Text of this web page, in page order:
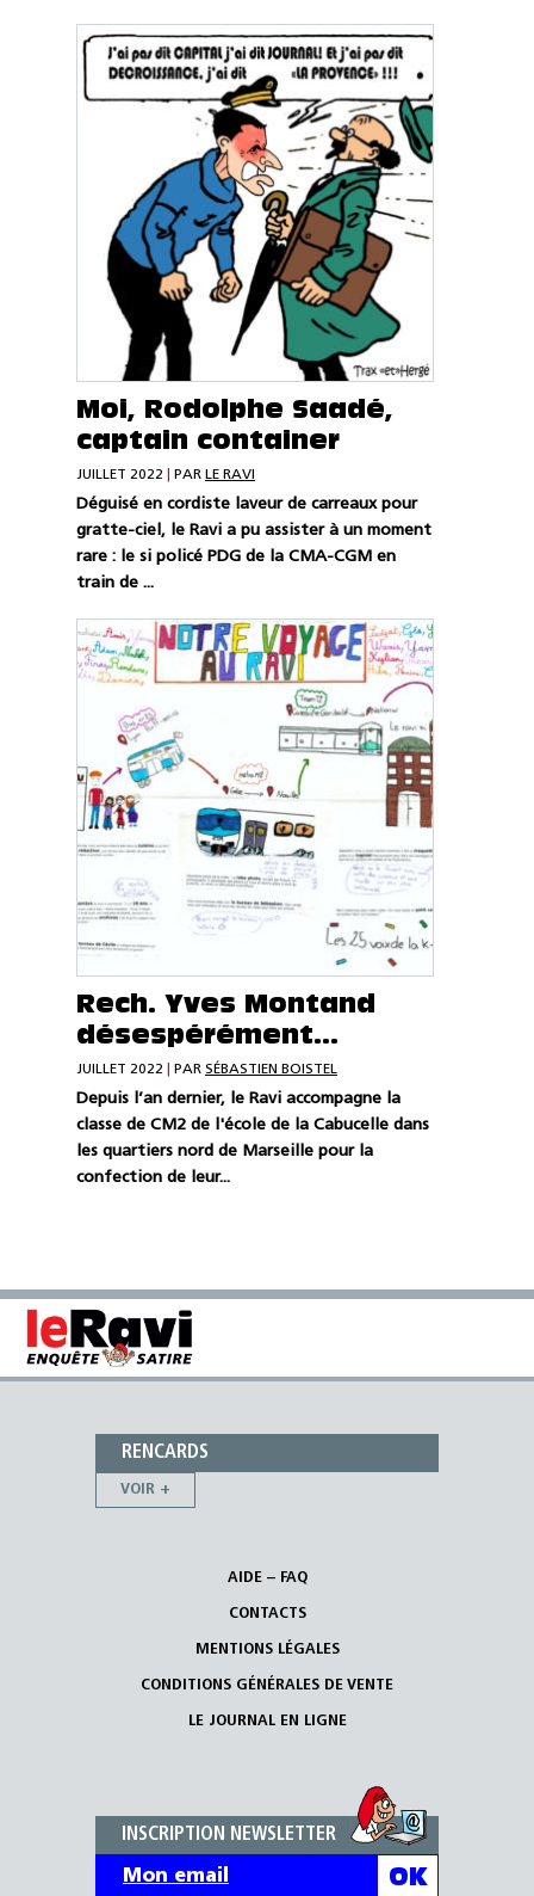
Moi, Rodolphe Saadé,
captain container
JUILLET 2022 PAR LE RAVI
Déguisé en cordiste laveur de carreaux pour
gratte-ciel, le Ravi a pu assister à un moment
rare : le si policé PDG de la CMA-CGM en
train de ...
Rech. Yves Montand
désespérément…
JUILLET 2022 PAR SÉBASTIEN BOISTEL
Depuis l’an dernier, le Ravi accompagne la
classe de CM2 de l'école de la Cabucelle dans
les quartiers nord de Marseille pour la
confection de leur...
RENCARDS
VOIR +
AIDE – FAQ
CONTACTS
MENTIONS LÉGALES
CONDITIONS GÉNÉRALES DE VENTE
LE JOURNAL EN LIGNE
INSCRIPTION NEWSLETTER